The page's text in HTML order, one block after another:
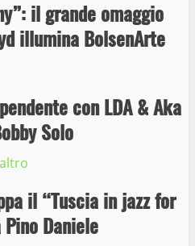
il grande omaggio
illumina BolsenArte
con LDA & Aka
Solo
il “Tuscia in jazz for
Pino Daniele
supera il Napoli
2023
di Stato arresta il ladro seriale
sosta a Viterbo
2023
la mostra dei bozzetti di
Buonarroti ospitata al